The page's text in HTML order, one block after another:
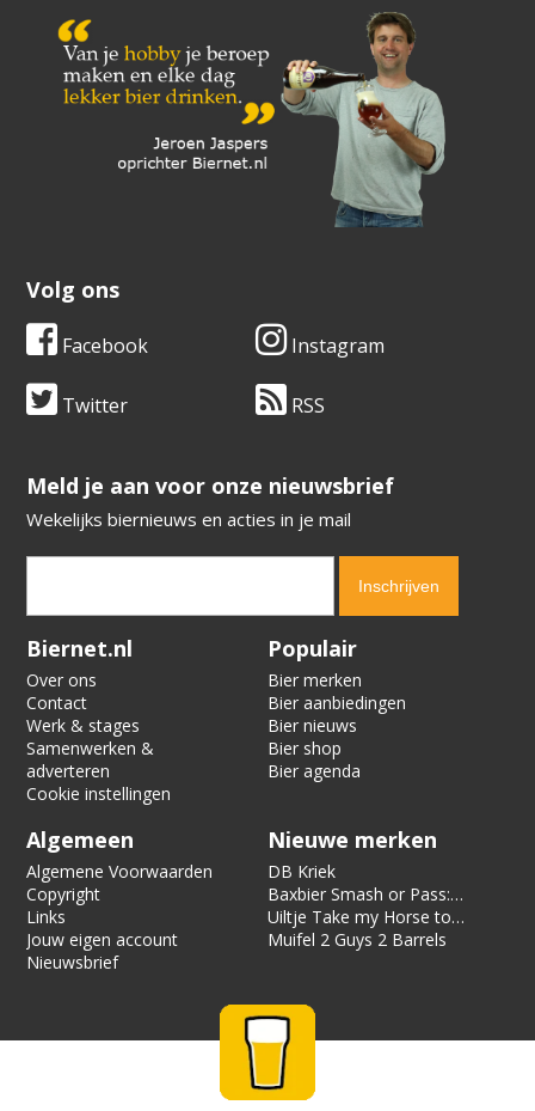
Volg ons
Facebook Instagram
Twitter RSS
​​​​​​​Meld je aan voor onze nieuwsbrief
Wekelijks biernieuws en acties in je mail
Verification code:
Biernet.nl
Over ons
Contact
Werk & stages
Samenwerken &
adverteren
Cookie instellingen
Populair
Bier merken
Bier aanbiedingen
Bier nieuws
Bier shop
Bier agenda
Algemeen
Algemene Voorwaarden
Copyright
Links
Jouw eigen account
Nieuwsbrief
Nieuwe merken
DB Kriek
Baxbier Smash or Pass:
Strata
Uiltje Take my Horse to
the Hotel Room
Muifel 2 Guys 2 Barrels